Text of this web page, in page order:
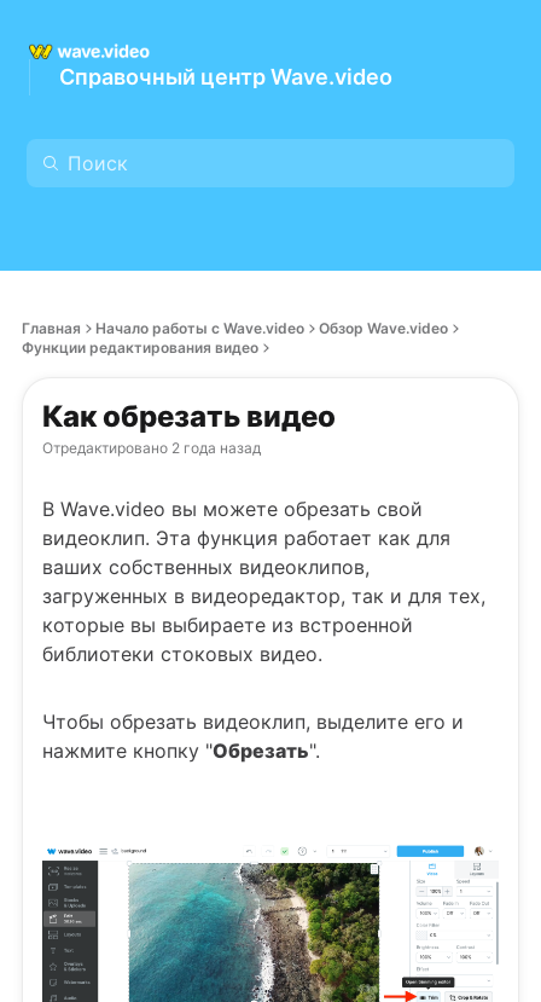
Справочный центр Wave.video
Главная Начало работы с Wave.video
Обзор Wave.video
Функции редактирования видео
Как обрезать видео
Отредактировано 2 года назад
В Wave.video вы можете обрезать свой
видеоклип. Эта функция работает как для
ваших собственных видеоклипов,
загруженных в видеоредактор, так и для тех,
которые вы выбираете из встроенной
библиотеки стоковых видео.
Чтобы обрезать видеоклип, выделите его и
нажмите кнопку "Обрезать".